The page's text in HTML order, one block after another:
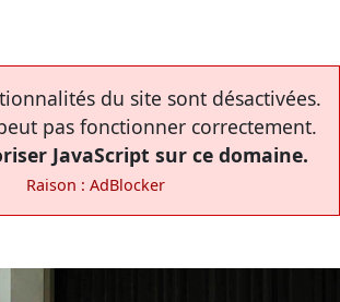
du site sont désactivées.
pas fonctionner correctement.
JavaScript sur ce domaine.
Raison : AdBlocker